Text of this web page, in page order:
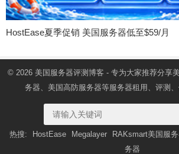
HostEase夏季促销 美国服务器低至$59/月
© 2026 美国服务器评测博客 - 专为大家推荐分享
务器、美国高防服务器等服务器租用、评测、
热搜: HostEase Megalayer RAKsmart美国服
务器